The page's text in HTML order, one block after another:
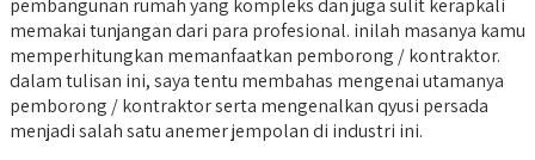
pembangunan rumah yang kompleks dan juga sulit kerapkali
memakai tunjangan dari para profesional. inilah masanya kamu
memperhitungkan memanfaatkan pemborong / kontraktor.
dalam tulisan ini, saya tentu membahas mengenai utamanya
pemborong / kontraktor serta mengenalkan qyusi persada
menjadi salah satu anemer jempolan di industri ini.